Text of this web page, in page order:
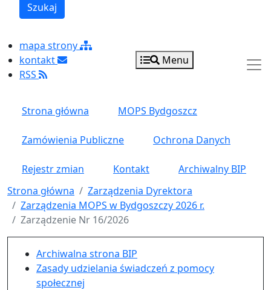
Szukaj
mapa strony
kontakt
RSS
Menu
Strona główna MOPS Bydgoszcz
Zamówienia Publiczne Ochrona Danych
Rejestr zmian Kontakt
Archiwalny BIP
Strona główna
Zarządzenia Dyrektora
Zarządzenia MOPS w Bydgoszczy 2026 r.
Zarządzenie Nr 16/2026
Menu główne pionowe
Archiwalna strona BIP
Zasady udzielania świadczeń z pomocy
społecznej